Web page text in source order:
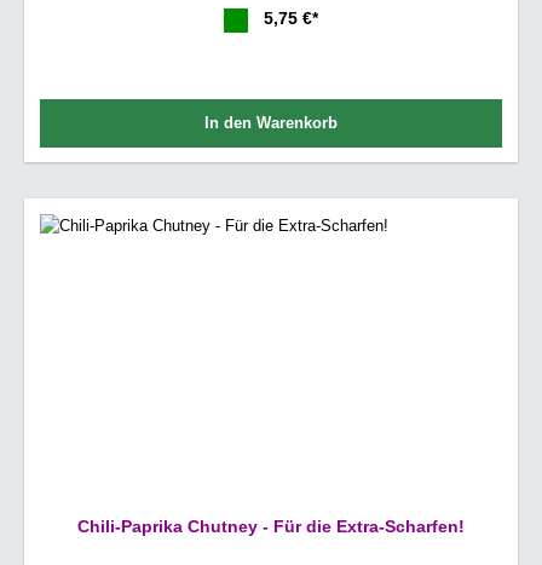
5,75 €*
In den Warenkorb
Chili-Paprika Chutney - Für die Extra-Scharfen!